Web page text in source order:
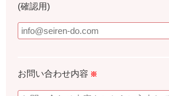
(確認用)
お問い合わせ内容 ※